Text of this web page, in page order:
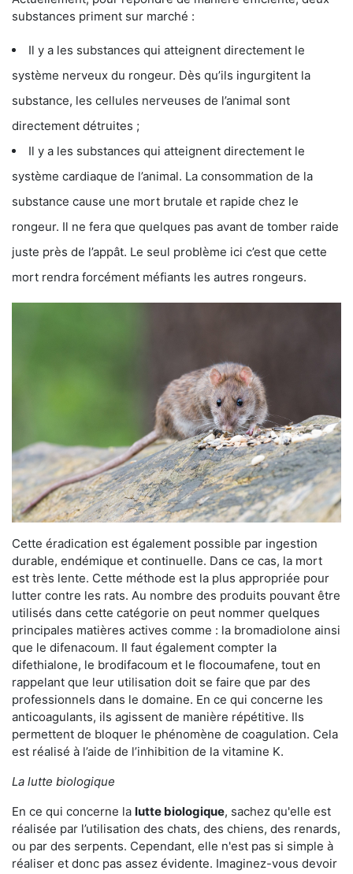
substances priment sur marché :
Il y a les substances qui atteignent directement le
système nerveux du rongeur. Dès qu’ils ingurgitent la
substance, les cellules nerveuses de l’animal sont
directement détruites ;
Il y a les substances qui atteignent directement le
système cardiaque de l’animal. La consommation de la
substance cause une mort brutale et rapide chez le
rongeur. Il ne fera que quelques pas avant de tomber raide
juste près de l’appât. Le seul problème ici c’est que cette
mort rendra forcément méfiants les autres rongeurs.
Cette éradication est également possible par ingestion
durable, endémique et continuelle. Dans ce cas, la mort
est très lente. Cette méthode est la plus appropriée pour
lutter contre les rats. Au nombre des produits pouvant être
utilisés dans cette catégorie on peut nommer quelques
principales matières actives comme : la bromadiolone ainsi
que le difenacoum. Il faut également compter la
difethialone, le brodifacoum et le flocoumafene, tout en
rappelant que leur utilisation doit se faire que par des
professionnels dans le domaine. En ce qui concerne les
anticoagulants, ils agissent de manière répétitive. Ils
permettent de bloquer le phénomène de coagulation. Cela
est réalisé à l’aide de l’inhibition de la vitamine K.
La lutte biologique
En ce qui concerne la lutte biologique, sachez qu'elle est
réalisée par l’utilisation des chats, des chiens, des renards,
ou par des serpents. Cependant, elle n'est pas si simple à
réaliser et donc pas assez évidente. Imaginez-vous devoir